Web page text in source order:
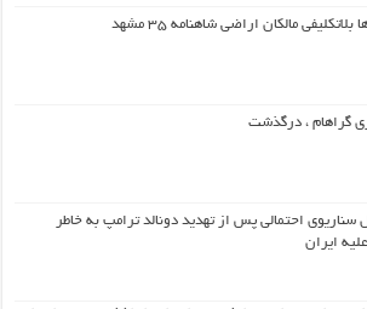
بلاتکلیفی مالکان اراضی شاهنامه ۳۵ مشهد
گراهام ، درگذشت
سناریوی احتمالی پس از تهدید دونالد ترامپ به خاطر
ایران